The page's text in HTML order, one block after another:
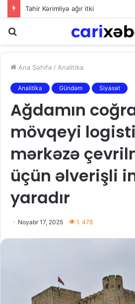
Tahir Kərimliyə ağır itki
Ana Səhifə / Analitika
Analitika Gündəm Siyasət
Ağdamın
mövqeyi
mərkəzə
üçün əlverişli
yaradır
Noyabr 17, 2025 1. 478